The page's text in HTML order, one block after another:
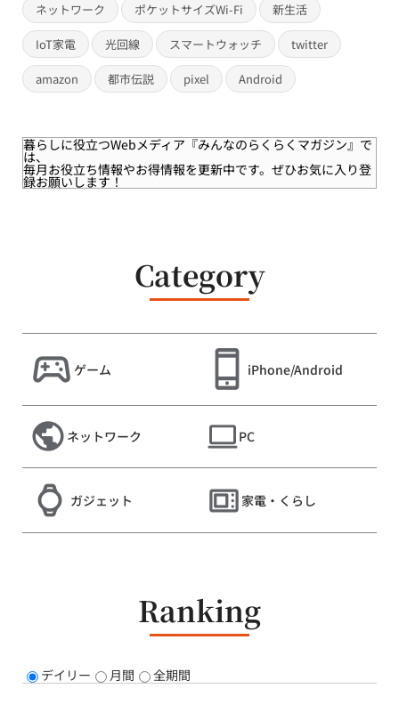
ネットワーク ポケットサイズWi-Fi 新生活
IoT家電 光回線 スマートウォッチ twitter
amazon 都市伝説 pixel Android
暮らしに役立つWebメディア 『みんなのらくらくマガジン』 で
は、
毎月お役立ち情報やお得情報を更新中です。ぜひお気に入り登
録お願いします！
Category
ゲーム iPhone/Android
ネットワーク PC
ガジェット 家電・くらし
Ranking
デイリー 月間 全期間